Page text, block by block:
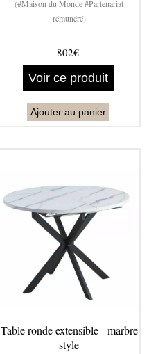
(#Maison du Monde #Partenariat
rémunéré)
802€
Voir ce produit
Ajouter au panier
Table ronde extensible - marbre
style